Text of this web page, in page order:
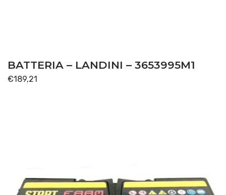
BATTERIA – LANDINI – 3653995M1
€189,21